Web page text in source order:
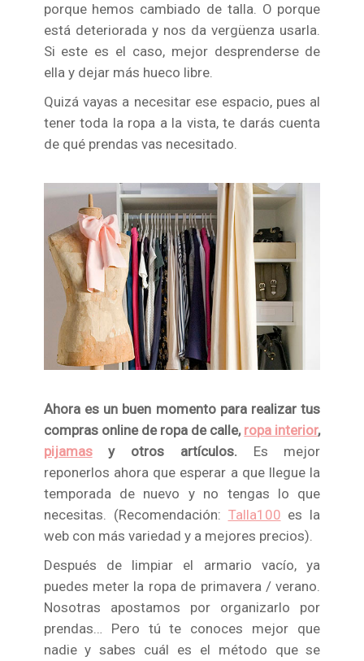
porque hemos cambiado de talla. O porque
está deteriorada y nos da vergüenza usarla.
Si este es el caso, mejor desprenderse de
ella y dejar más hueco libre.
Quizá vayas a necesitar ese espacio, pues al
tener toda la ropa a la vista, te darás cuenta
de qué prendas vas necesitado.
Ahora es un buen momento para realizar tus
compras online de ropa de calle, ropa interior,
pijamasy otros artículos. Es mejor
reponerlos ahora que esperar a que llegue la
temporada de nuevo y no tengas lo que
necesitas. (Recomendación: Talla100 es la
web con más variedad y a mejores precios).
Después de limpiar el armario vacío, ya
puedes meter la ropa de primavera / verano.
Nosotras apostamos por organizarlo por
prendas… Pero tú te conoces mejor que
nadie y sabes cuál es el método que se